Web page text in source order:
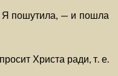
Я пошутила, — и пошла
Христа ради, т. е.